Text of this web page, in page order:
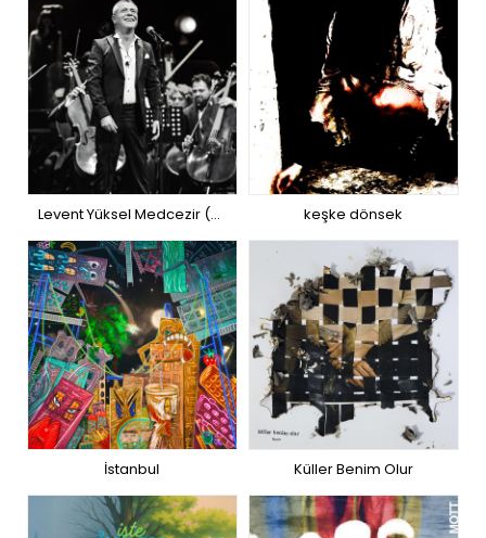
Levent Yüksel Medcezir (30. Yıl Senfonik) – Live keşke dönsek
İstanbul Küller Benim Olur